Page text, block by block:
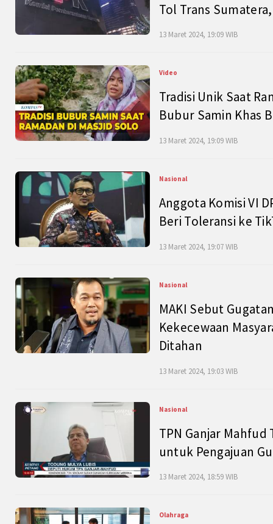
Tol Trans
13 Maret 2024, 19:09 WIB
Video
Tradisi Unik Saat
Bubur Samin Khas
13 Maret 2024, 19:09 WIB
Nasional
Anggota Komisi VI
Beri Toleransi ke
13 Maret 2024, 19:07 WIB
Nasional
MAKI Sebut
Kekecewaan
Ditahan
13 Maret 2024, 19:03 WIB
Nasional
TPN Ganjar
untuk Pengajuan
13 Maret 2024, 18:59 WIB
Olahraga